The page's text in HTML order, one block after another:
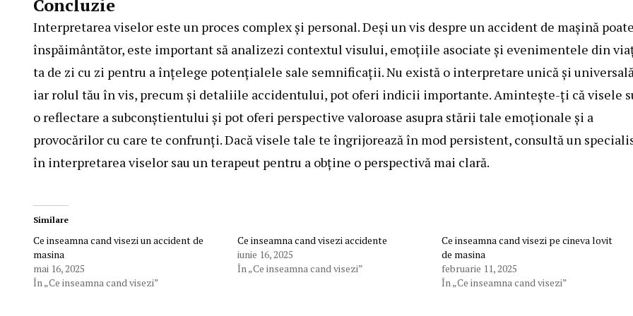
Concluzie
Interpretarea viselor este un proces complex și personal. Deși un vis despre un accident de mașină
înspăimântător, este important să analizezi contextul visului, emoțiile asociate și evenimentele din
ta de zi cu zi pentru a înțelege potențialele sale semnificații. Nu există o interpretare unică și
iar rolul tău în vis, precum și detaliile accidentului, pot oferi indicii importante. Amintește-ți că visele
o reflectare a subconștientului și pot oferi perspective valoroase asupra stării tale emoționale și a
provocărilor cu care te confrunți. Dacă visele tale te îngrijorează în mod persistent, consultă un
în interpretarea viselor sau un terapeut pentru a obține o perspectivă mai clară.
Similare
Ce inseamna cand visezi un accident de
masina
mai 16, 2025
În „Ce inseamna cand visezi”
Ce inseamna cand visezi accidente
iunie 16, 2025
În „Ce inseamna cand visezi”
Ce inseamna cand visezi pe cineva lovit
de masina
februarie 11, 2025
În „Ce inseamna cand visezi”